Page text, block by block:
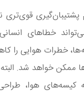
پشتیبان‌گیری
خطاهای
خطرات هوایی
ممکن خواهد شد.
کیسه‌های هوا‌، طراحی